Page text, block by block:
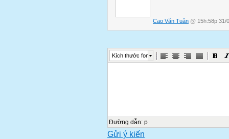
Cao Văn Tuân @ 15h:58p 31/
Kích thước font
Đường dẫn: p
Gửi ý kiến